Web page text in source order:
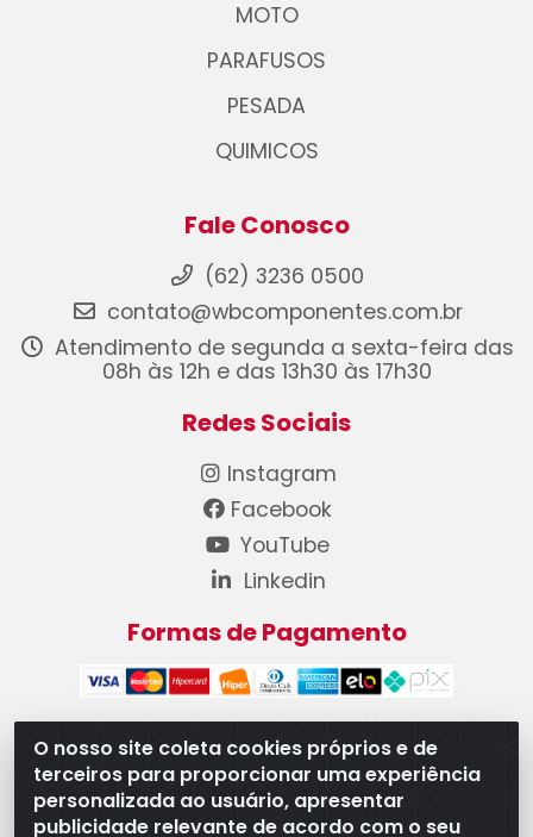
O nosso site coleta cookies próprios e de
terceiros para proporcionar uma experiência
personalizada ao usuário, apresentar
publicidade relevante de acordo com o seu
MOTO
PARAFUSOS
PESADA
QUIMICOS
Fale Conosco
(62) 3236 0500
contato@wbcomponentes.com.br
Atendimento de segunda a sexta-feira das
08h às 12h e das 13h30 às 17h30
Redes Sociais
Instagram
Facebook
YouTube
Linkedin
Formas de Pagamento
WB Componentes Automotivos LTDA - CNPJ
08.528.393/0001-12 - Rua do Níquel, 667 - Parque
Oeste Industrial, Goiânia/GO - CEP 74375-660